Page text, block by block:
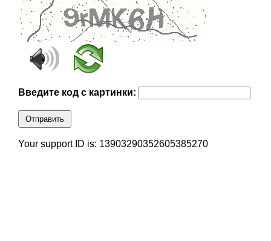
Введите код с картинки:
Отправить
Your support ID is: 13903290352605385270